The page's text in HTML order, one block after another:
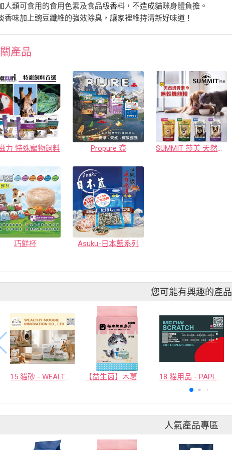
人類可食用的食用色素及食品級香料，不造成貓咪身體負擔。
香味加上豌豆纖維的強效除臭，讓家裡維持清新好味道！
產品
力 特殊寵物飼料 Propure 猋 SUMMIT 莎美 天然蝦青素無穀犬貓糧
巧鮮杯 Asuku-日本藍系列
您可能有興趣的產品
15 貓砂 - WEALTHY MOGGIE INNOVATION CO., LTD. 【益生菌】木薯豆腐砂/豆腐砂 (1包最低$119起)抽貓砂機 18 貓用品 - PAPLUTO CO., LTD
人氣產品專區